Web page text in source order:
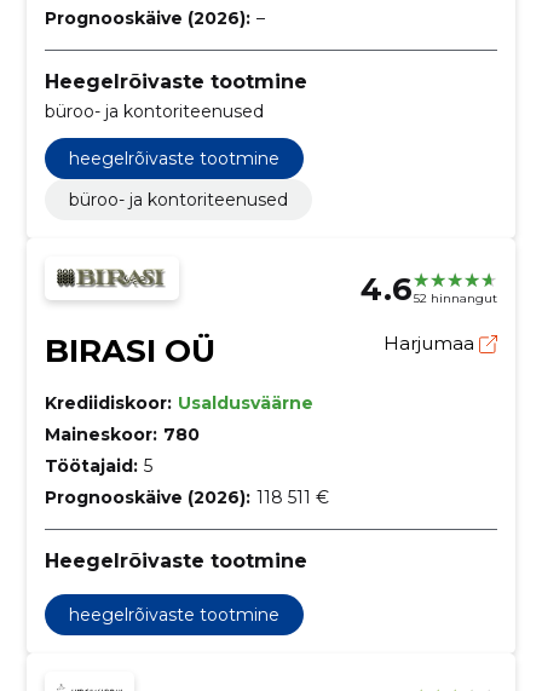
Prognooskäive (2026): –
Heegelrõivaste tootmine
büroo- ja kontoriteenused
heegelrõivaste tootmine
büroo- ja kontoriteenused
4.652 hinnangut
BIRASI OÜ Harjumaa
Krediidiskoor: Usaldusväärne
Maineskoor: 780
Töötajaid: 5
Prognooskäive (2026): 118 511 €
Heegelrõivaste tootmine
heegelrõivaste tootmine